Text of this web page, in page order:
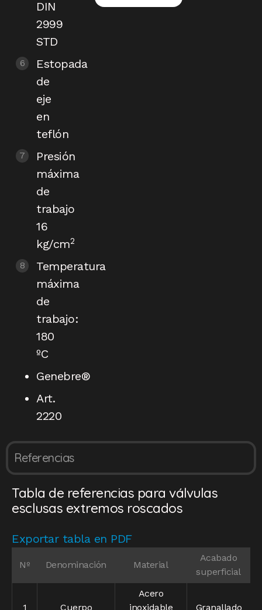
DIN
2999
STD
Estopada
de
eje
en
teflón
Presión
máxima
de
trabajo
16
kg/cm2
Temperatura
máxima
de
trabajo:
180
ºC
Genebre®
Art.
2220
Referencias
Tabla de referencias para válvulas
esclusas extremos roscados
Exportar tabla en PDF
Nº Denominación Material
Acabado
superficial
1 Cuerpo
Acero
inoxidable
Granallado